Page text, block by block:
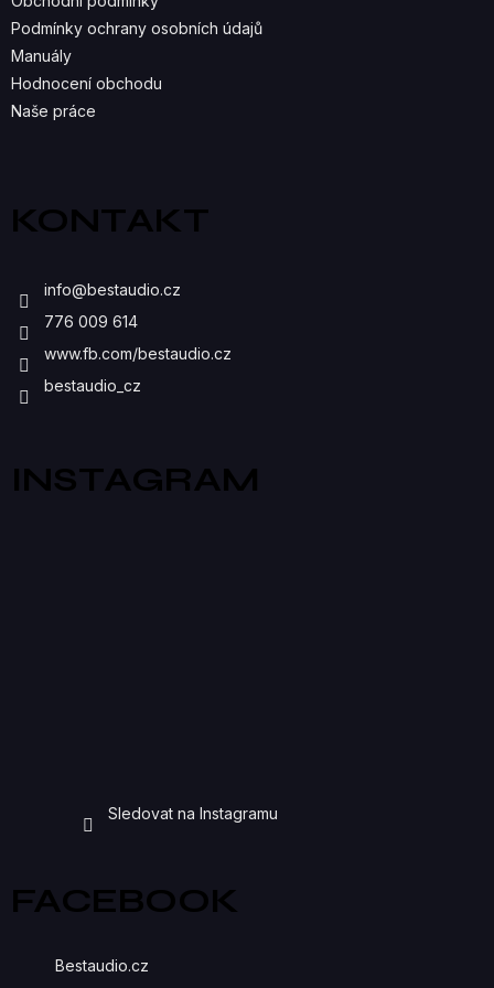
R
V
Podmínky ochrany osobních údajů
Manuály
Hodnocení obchodu
Naše práce
KONTAKT
info@bestaudio.cz
776 009 614
www.fb.com/bestaudio.cz
bestaudio_cz
INSTAGRAM
Sledovat na Instagramu
FACEBOOK
Bestaudio.cz